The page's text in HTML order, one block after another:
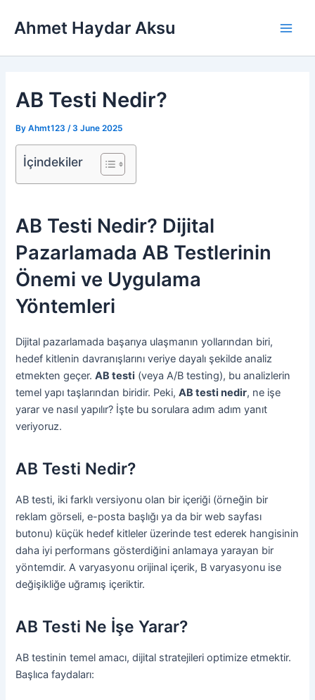
Ahmet Haydar Aksu
AB Testi Nedir?
ByAhmt123 /3 June 2025
İçindekiler
AB Testi Nedir? Dijital
Pazarlamada AB Testlerinin
Önemi ve Uygulama
Yöntemleri
Dijital pazarlamada başarıya ulaşmanın yollarından biri,
hedef kitlenin davranışlarını veriye dayalı şekilde analiz
etmekten geçer.AB testi (veya A/B testing), bu analizlerin
temel yapı taşlarından biridir. Peki,AB testi nedir, ne işe
yarar ve nasıl yapılır? İşte bu sorulara adım adım yanıt
veriyoruz.
AB Testi Nedir?
AB testi, iki farklı versiyonu olan bir içeriği (örneğin bir
reklam görseli, e-posta başlığı ya da bir web sayfası
butonu) küçük hedef kitleler üzerinde test ederek hangisinin
daha iyi performans gösterdiğini anlamaya yarayan bir
yöntemdir. A varyasyonu orijinal içerik, B varyasyonu ise
değişikliğe uğramış içeriktir.
AB Testi Ne İşe Yarar?
AB testinin temel amacı, dijital stratejileri optimize etmektir.
Başlıca faydaları: